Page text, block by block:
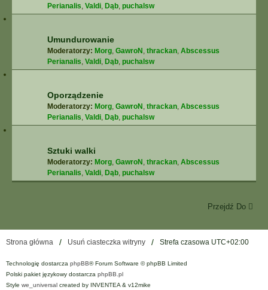
Perianalis, Valdi, Dąb, puchalsw
Umundurowanie
Moderatorzy: Morg, GawroN , thrackan, Abscessus
Perianalis, Valdi, Dąb, puchalsw
Oporządzenie
Moderatorzy: Morg, GawroN , thrackan, Abscessus
Perianalis, Valdi, Dąb, puchalsw
Sztuki walki
Moderatorzy: Morg, GawroN , thrackan, Abscessus
Perianalis, Valdi, Dąb, puchalsw
Przejdź Do
Strona główna Usuń ciasteczka witryny Strefa czasowa UTC+02:00
Technologię dostarcza phpBB® Forum Software © phpBB Limited
Polski pakiet językowy dostarcza phpBB.pl
Style we_universal created by INVENTEA & v12mike